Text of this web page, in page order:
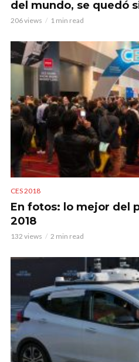
del mundo, se quedó
206 views 1 min read
CES 2018
En fotos: lo mejor del
2018
132 views 2 min read